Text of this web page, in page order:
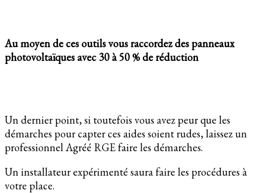
Au moyen de ces outils vous raccordez des panneaux
photovoltaïques avec 30 à 50 % de réduction
Un dernier point, si toutefois vous avez peur que les
démarches pour capter ces aides soient rudes, laissez un
professionnel Agréé RGE faire les démarches.
Un installateur expérimenté saura faire les procédures à
votre place.